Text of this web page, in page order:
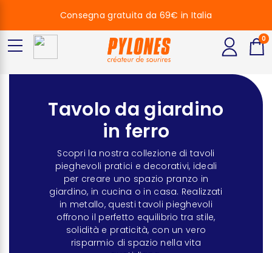
Tavolo da giardino
in ferro
Scopri la nostra collezione di tavoli
pieghevoli pratici e decorativi, ideali
per creare uno spazio pranzo in
giardino, in cucina o in casa. Realizzati
in metallo, questi tavoli pieghevoli
offrono il perfetto equilibrio tra stile,
solidità e praticità, con un vero
risparmio di spazio nella vita
Consegna gratuita da 69€ in Italia
0